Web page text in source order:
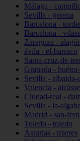
Málaga -
Sevilla - gerena
Barcelona -
Barcelona -
Zaragoza -
ávila - el-barraco
Santa-cruz-de-
Granada -
Sevilla - albaida-
Valencia -
Ciudad-real -
Sevilla - la-algaba
Madrid - san-
Toledo - toledo
Asturias - mieres